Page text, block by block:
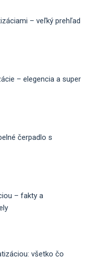
– veľký prehľad
– elegencia a super
čerpadlo s
– fakty a
všetko čo